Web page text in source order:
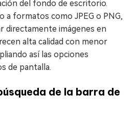
del fondo de escritorio.
formatos como JPEG o PNG,
directamente imágenes en
alta calidad con menor
así las opciones
de pantalla.
de la barra de